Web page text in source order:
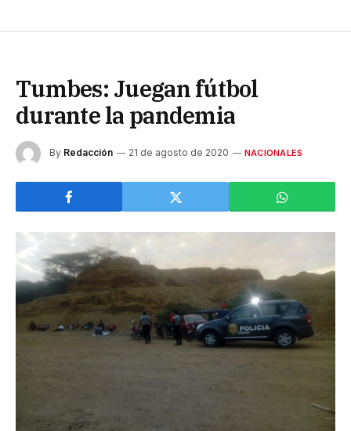
Tumbes: Juegan fútbol
durante la pandemia
By Redacción 21 de agosto de 2020 NACIONALES